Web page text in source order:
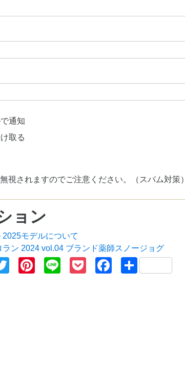
通知
取る
視されますのでご注意ください。（スパム対策）
ョン
モデルについて
ラン 2024 vol.04 ブランド薬師スノージョグ
TwitterPinterest
Line PocketFacebook
共